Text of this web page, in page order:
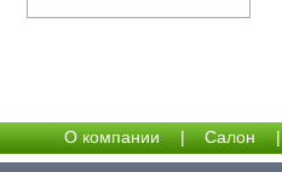
О компании | Салон |